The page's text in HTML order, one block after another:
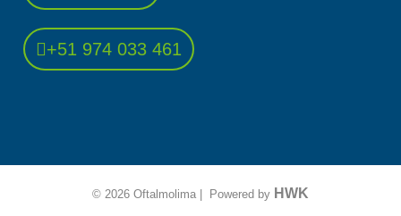
+51 974 033 461
© 2026 Oftalmolima | Powered by HWK